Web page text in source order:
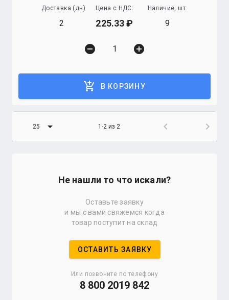
Доставка (дн)
2
Цена с НДС:
225.33
Наличие, шт.
9
remove_circle add_circle
add_shopping_cart В КОРЗИНУ
25 arrow_drop_down 1-2 из 2 chevron_left chevron_right
Не нашли то что искали?
Оставьте заявку
и мы с вами свяжемся когда
товар поступит на склад
ОСТАВИТЬ ЗАЯВКУ
Или позвоните по телефону
8 800 2019 842